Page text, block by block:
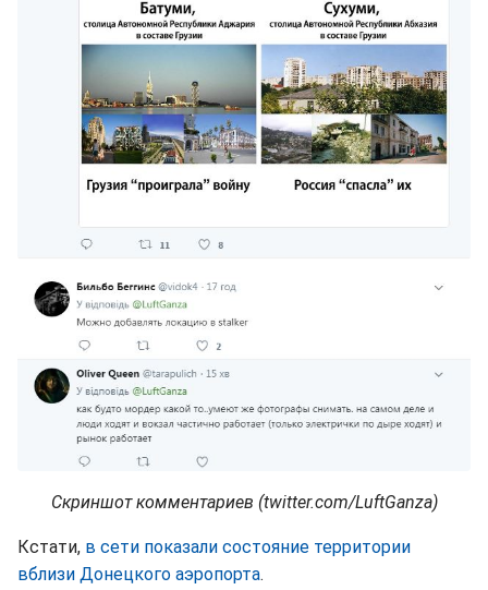
Скриншот комментариев (twitter.com/LuftGanza)
Кстати, в сети показали состояние территории
вблизи Донецкого аэропорта.